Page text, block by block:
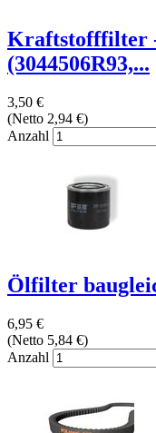
Kraftstofffilter
(3044506R93,...
3,50 €
(Netto 2,94 €)
Anzahl
Ölfilter
6,95 €
(Netto 5,84 €)
Anzahl